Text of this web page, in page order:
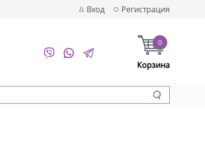
Вход Регистрация
0
Корзина